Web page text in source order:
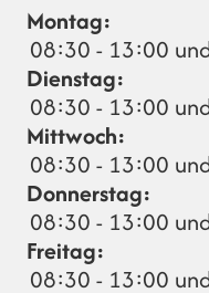
Montag:
08:30 - 13:00
Dienstag:
08:30 - 13:00
Mittwoch:
08:30 - 13:00
Donnerstag:
08:30 - 13:00
Freitag:
08:30 - 13:00